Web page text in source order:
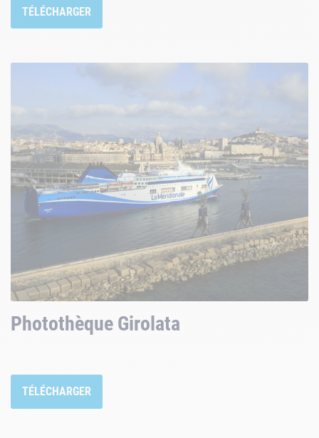
TÉLÉCHARGER
Photothèque Girolata
TÉLÉCHARGER